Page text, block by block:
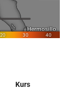
Kurs